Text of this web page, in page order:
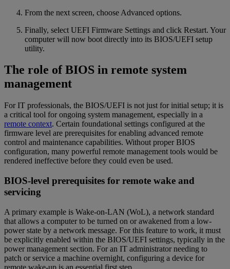
From the next screen, choose Advanced options.
Finally, select UEFI Firmware Settings and click Restart. Your
computer will now boot directly into its BIOS/UEFI setup
utility.
The role of BIOS in remote system
management
For IT professionals, the BIOS/UEFI is not just for initial setup; it is
a critical tool for ongoing system management, especially in a
remote context. Certain foundational settings configured at the
firmware level are prerequisites for enabling advanced remote
control and maintenance capabilities. Without proper BIOS
configuration, many powerful remote management tools would be
rendered ineffective before they could even be used.
BIOS-level prerequisites for remote wake and
servicing
A primary example is Wake-on-LAN (WoL), a network standard
that allows a computer to be turned on or awakened from a low-
power state by a network message. For this feature to work, it must
be explicitly enabled within the BIOS/UEFI settings, typically in the
power management section. For an IT administrator needing to
patch or service a machine overnight, configuring a device for
remote wake-up is an essential first step.